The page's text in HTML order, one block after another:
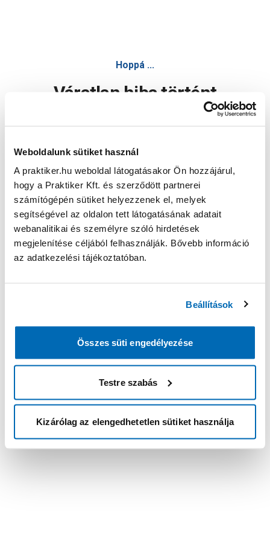
Weboldalunk sütiket használ
A praktiker.hu weboldal látogatásakor Ön hozzájárul,
hogy a Praktiker Kft. és szerződött partnerei
számítógépén sütiket helyezzenek el, melyek
segítségével az oldalon tett látogatásának adatait
webanalitikai és személyre szóló hirdetések
megjelenítése céljából felhasználják. Bővebb információ
az adatkezelési tájékoztatóban.
Beállítások
Összes süti engedélyezése
Testre szabás
Kizárólag az elengedhetetlen sütiket használja
Hoppá ...
Váratlan hiba történt
Oldal újratöltése